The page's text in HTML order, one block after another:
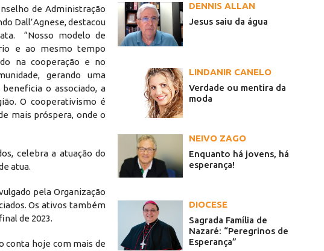
de Administração
Dall’Agnese, destacou
“Nosso modelo de
e ao mesmo tempo
na cooperação e no
gerando uma
o associado, a
O cooperativismo é
mais próspera, onde o
celebra a atuação do
atua.
pela Organização
Os ativos também
de 2023.
conta hoje com mais de
DENNIS ALLAN
Jesus saiu da água
LINDANIR CANELO
Verdade ou mentira da
moda
NEIVO ZAGO
Enquanto há jovens, há
esperança!
DIOCESE
Sagrada Família de
Nazaré: “Peregrinos de
Esperança”